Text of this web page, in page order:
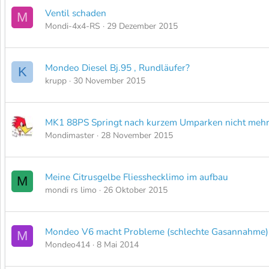
M Ventil schaden
Mondi-4x4-RS 29 Dezember 2015
K Mondeo Diesel Bj.95 , Rundläufer?
krupp 30 November 2015
MK1 88PS Springt nach kurzem Umparken nicht
Mondimaster 28 November 2015
M Meine Citrusgelbe Fliesshecklimo im aufbau
mondi rs limo 26 Oktober 2015
M Mondeo V6 macht Probleme (schlechte Gasannahme)
Mondeo414 8 Mai 2014